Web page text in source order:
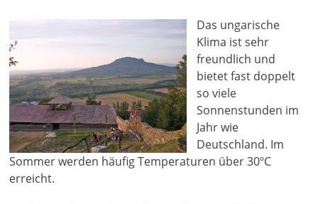
Das ungarische
Klima ist sehr
freundlich und
bietet fast doppelt
so viele
Sonnenstunden im
Jahr wie
Deutschland. Im
Sommer werden häufig Temperaturen über 30ºC
erreicht.